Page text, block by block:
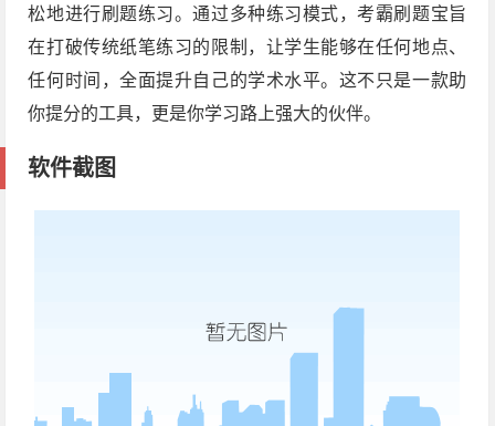
松地进行刷题练习。通过多种练习模式，考霸刷题宝旨
在打破传统纸笔练习的限制，让学生能够在任何地点、
任何时间，全面提升自己的学术水平。这不只是一款助
你提分的工具，更是你学习路上强大的伙伴。
软件截图